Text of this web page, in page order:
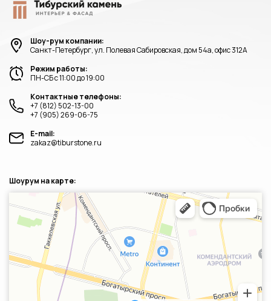
Шоу-рум компании:
Санкт-Петербург, ул. Полевая Сабировская, дом 54а, офис 312А
Режим работы:
ПН-СБ с 11:00 до 19:00
Контактные телефоны:
+7 (812) 502-13-00
+7 (905) 269-06-75
E-mail:
zakaz@tiburstone.ru
Шоурум на карте:
Санкт‑Петербург
Яндекс.Карты — транспорт, навигация, поиск мест